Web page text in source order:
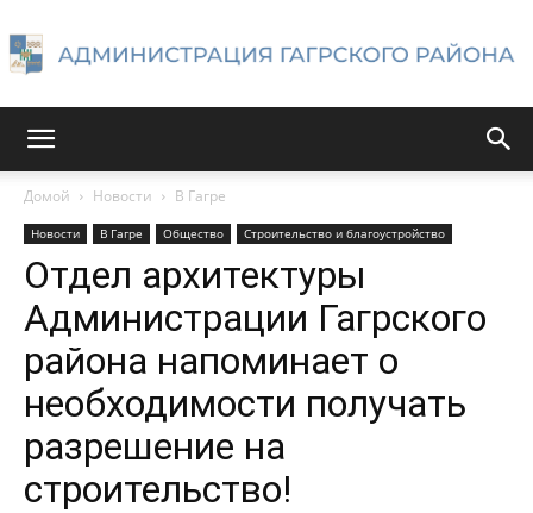
Гагрского
района
Домой Новости В Гагре
Новости В Гагре Общество Строительство и благоустройство
Отдел архитектуры
Администрации Гагрского
района напоминает о
необходимости получать
разрешение на
строительство!